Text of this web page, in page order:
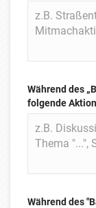
Während des
folgende
Während des